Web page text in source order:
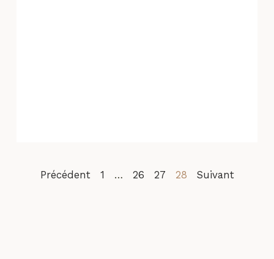
Précédent 1 … 26 27 28 Suivant